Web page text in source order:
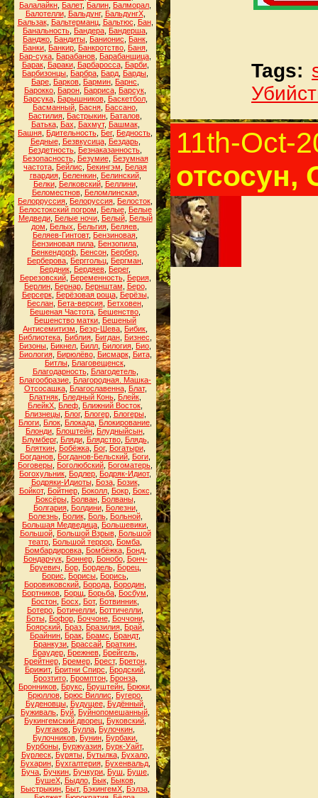
Балалайкн Балет, Балин Балморал
Балотелли, Бальдунг, БальдунгХ,
Бальзак, Бальтерманц, Бальтюс Бан,
Банальность Бандера Бандерша
Банджо Бандиты Банионис Банк
Банки Банкир Банкротство Баня
Бар-сука Барабанов Барабанщица
Барак, Бараки, Барбаросса, Барби,
Барбизонцы Барбра Бард Барды
Баре Барков Бармин Барнс
Барокко Барон Барриса Барсук
Барсука, Барышников, Баскетбол,
Басманный Басня Бассано
Бастилия Бастрыкин Баталов
Батька, Бах Бахмут, Башмак,
Башня Бдительность Бег, Бедность
Бедные, Безвкусица, Бездарь,
Бездетность Безнаказанность
Безопасность, Безумие, Безумная
частота Бейлис Бекингэм
Белая
гвардия, Беленкин, Белинский,
Белки, Белковский, Беллини,
Беломестнов, Беломлинская,
Белорруссия Белоруссия Белосток
Белостокский погром
Белые, Белые
Медведи, Белые ночи, Белый, Белый
дом
Белых Бельгия Беляев
Беляев-Гинтовт, Бензиновая
Бензиновая пила Бензопила
Бенкендорф Бенсон Бербер
Берберова Берггольц Бергман
Бердник Бердяев Берег,
Березовский, Беременность, Берия,
Берлин, Бернар, Бернштам Беро,
Берсерк, Берёзовая роща, Берёзы,
Беслан Бета-версия Бетховен
Бешеная Частота Бешенство
Бешенство матки Бешеный
Антисемитизм
Беэр-Шева Бибик
Библиотека Библия Бигдан Бизнес
Бизоны Бикнел Билл Билогия Био
Биология, Бирюлёво, Бисмарк, Бита,
Битлы Благовещенск
Благодарность, Благодетель,
Благообразие Благородная. Машка-
Отсосашка, Благославенна, Блат,
Блатняк Бледный Конь Блейк
БлейкХ Блеф Ближний Восток
Близнецы, Блог, Блогер, Блогеры,
Блоги Блок Блокада Блокирование
Блонди Блоштейн Блудныйсын
Блумберг, Бляди, Блядство, Блядь,
Бляткин, Бобёжка, Бог, Богатыри,
Богданов Богданов-Бельский Боги
Боговеры Боголюбский Богоматерь
Богохульник Бодлер Бодряк-Идиот,
Бодряки-Идиоты, Боза, Бозик,
Бойкот, Бойтнер, Боколл, Бокр, Бокс
Боксёры, Болван, Болваны,
Болгария, Болдини, Болезни,
Болезнь, Болик, Боль, Больной,
Большая Медведица Большевики
Большой, Большой Взрыв, Большой
театр Большой террор Бомба
Бомбардировка, Бомбёжка, Бонд,
Бондарчук, Боннер, Бонобо, Бонч-
Бруевич
Бор, Бордель, Борец,
Борис
Борисы Борись
Боровиковский Борода Бородин
Бортников Борщ Борьба Босбум
Бостон Босх Бот, Ботвинник
Ботеро Ботичелли Боттичелли
Боты, Бофор, Боччоне, Боччони,
Боярский Браз Бразилия Брай
Брайнин Брак Брамс Брандт,
Бранкузи Брассай Браткин
Браудер, Брежнев, Брейгель,
Брейтнер, Бремер, Брест, Бретон,
Брижит, Бритни Спирс Бродский
Брозтито, Бромптон, Бронза,
Бронников Брукс Бруштейн Брюки
Брюллов Брюс Виллис Бугеро
Буденовцы, Будущее, Будённый,
Буживаль Буй Буйнопомешанный
Букингемский дворец Буковский
Булгаков Булла Булочкин
Булочников Бунин Бурбаки
Бурбоны Буржуазия Бурк-Уайт,
Бурлеск, Буряты, Бутылка, Бухало,
Бухарин, Бухгалтерия, Бухенвальд,
Буча Бучкин Бучкури Буш Буше
БушеХ, Быдло, Бык, Быков,
Быстрыкин Быт, БэкингемХ Бэлза
Tags:
11th-Oct-
отсосун,